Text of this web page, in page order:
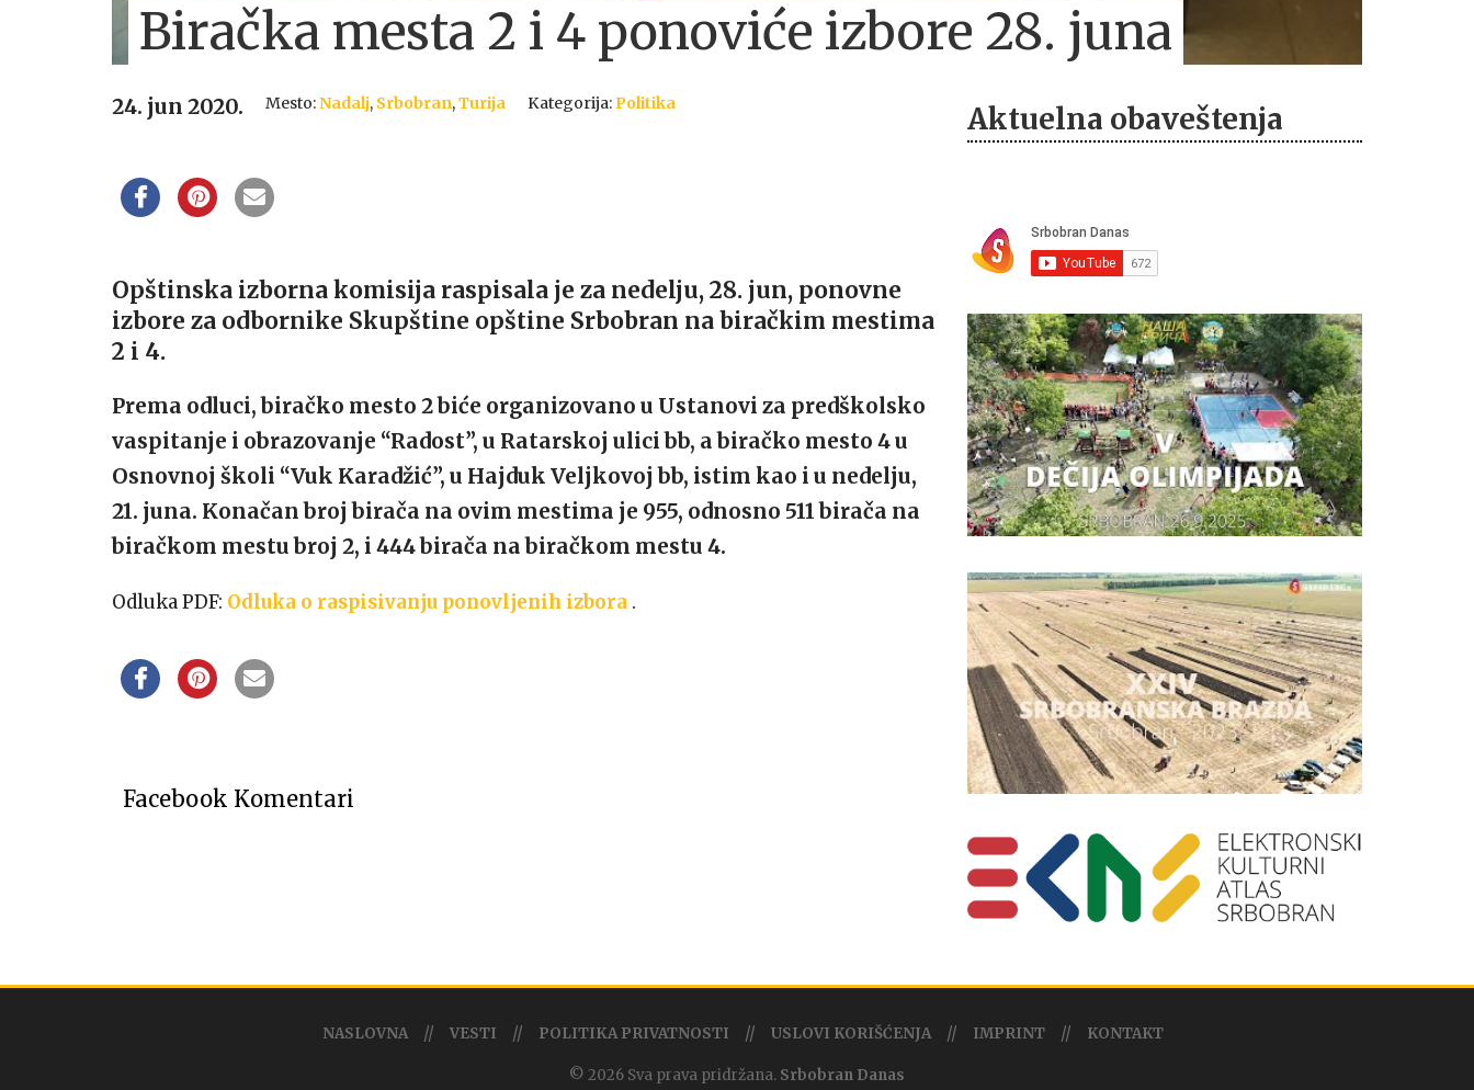
Biračka mesta 2 i 4 ponoviće izbore 28. juna
24. jun 2020. Mesto:Nadalj, Srbobran,Turija Kategorija: Politika
Opštinska izborna komisija raspisala je za nedelju, 28. jun, ponovne
izbore za odbornike Skupštine opštine Srbobran na biračkim mestima
2 i 4.
Prema odluci, biračko mesto 2 biće organizovano u Ustanovi za predškolsko
vaspitanje i obrazovanje “Radost”, u Ratarskoj ulici bb, a biračko mesto 4 u
Osnovnoj školi “Vuk Karadžić”, u Hajduk Veljkovoj bb, istim kao i u nedelju,
21. juna. Konačan broj birača na ovim mestima je 955, odnosno 511 birača na
biračkom mestu broj 2, i 444 birača na biračkom mestu 4.
Odluka PDF: Odluka o raspisivanju ponovljenih izbora .
Facebook Komentari
Aktuelna obaveštenja
NASLOVNA VESTI POLITIKA PRIVATNOSTI USLOVI KORIŠĆENJA IMPRINT KONTAKT
© 2026 Sva prava pridržana. Srbobran Danas